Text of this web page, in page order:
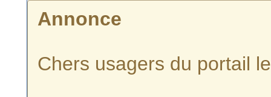
Annonce
Chers usagers du portail